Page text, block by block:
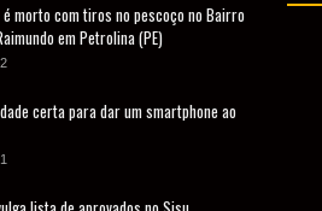
é morto com tiros no pescoço no Bairro
em Petrolina (PE)
certa para dar um smartphone ao